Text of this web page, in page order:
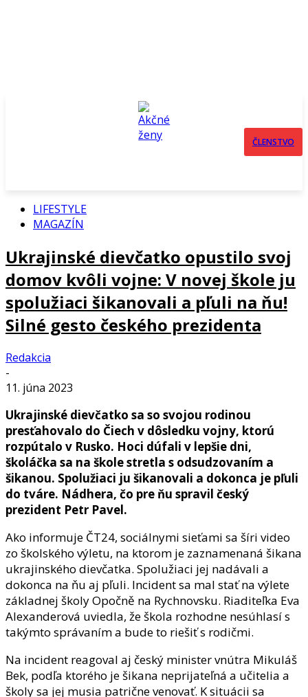
ČLENSTVO
LIFESTYLE
MAGAZÍN
Ukrajinské dievčatko opustilo svoj
domov kvôli vojne: V novej škole ju
spolužiaci šikanovali a pľuli na ňu!
Silné gesto českého prezidenta
Redakcia
-
11. júna 2023
Ukrajinské dievčatko sa so svojou rodinou
presťahovalo do Čiech v dôsledku vojny, ktorú
rozpútalo v Rusko. Hoci dúfali v lepšie dni,
školáčka sa na škole stretla s odsudzovaním a
šikanou. Spolužiaci ju šikanovali a dokonca je pľuli
do tváre. Nádhera, čo pre ňu spravil český
prezident Petr Pavel.
Ako informuje ČT24, sociálnymi sieťami sa šíri video
zo školského výletu, na ktorom je zaznamenaná šikana
ukrajinského dievčatka. Spolužiaci jej nadávali a
dokonca na ňu aj pľuli. Incident sa mal stať na výlete
základnej školy Opočně na Rychnovsku. Riaditeľka Eva
Alexanderová uviedla, že škola rozhodne nesúhlasí s
takýmto správaním a bude to riešiť s rodičmi.
Na incident reagoval aj český minister vnútra Mikuláš
Bek, podľa ktorého je šikana neprijateľná a učitelia a
školy sa jej musia patrične venovať. K situácii sa